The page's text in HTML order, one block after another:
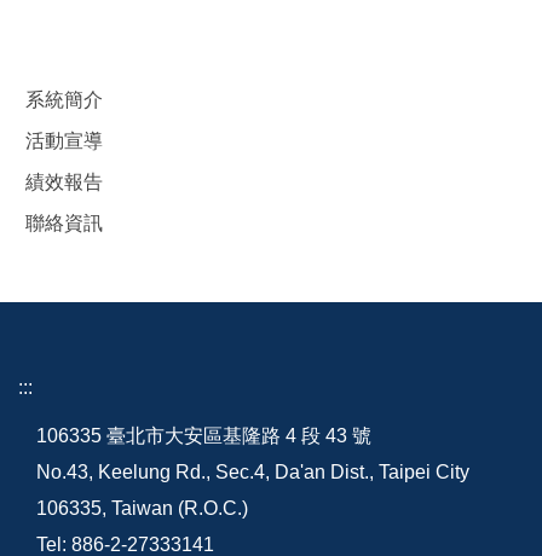
系統簡介
活動宣導
績效報告
聯絡資訊
:::
106335 臺北市大安區基隆路 4 段 43 號
No.43, Keelung Rd., Sec.4, Da'an Dist., Taipei City
106335, Taiwan (R.O.C.)
Tel: 886-2-27333141